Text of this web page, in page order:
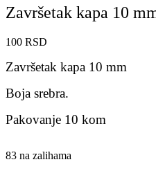
Završetak kapa 10
100 RSD
Završetak kapa 10 mm
Boja srebra.
Pakovanje 10 kom
83 na zalihama